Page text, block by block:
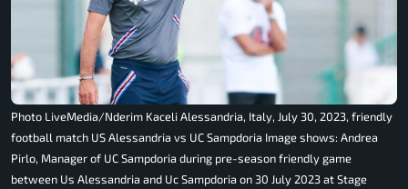
Photo LiveMedia/Nderim Kaceli Alessandria, Italy, July 30, 2023, friendly
football match US Alessandria vs UC Sampdoria Image shows: Andrea
Pirlo, Manager of UC Sampdoria during pre-season friendly game
between Us Alessandria and Uc Sampdoria on 30 July 2023 at Stage